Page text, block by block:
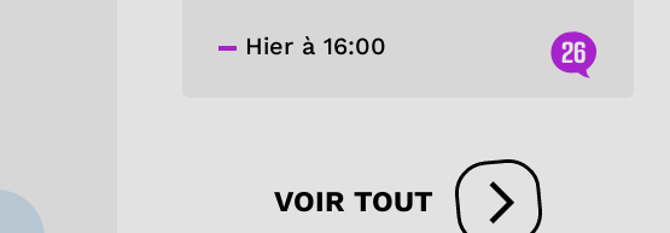
Hier à 16:00 26
VOIR TOUT